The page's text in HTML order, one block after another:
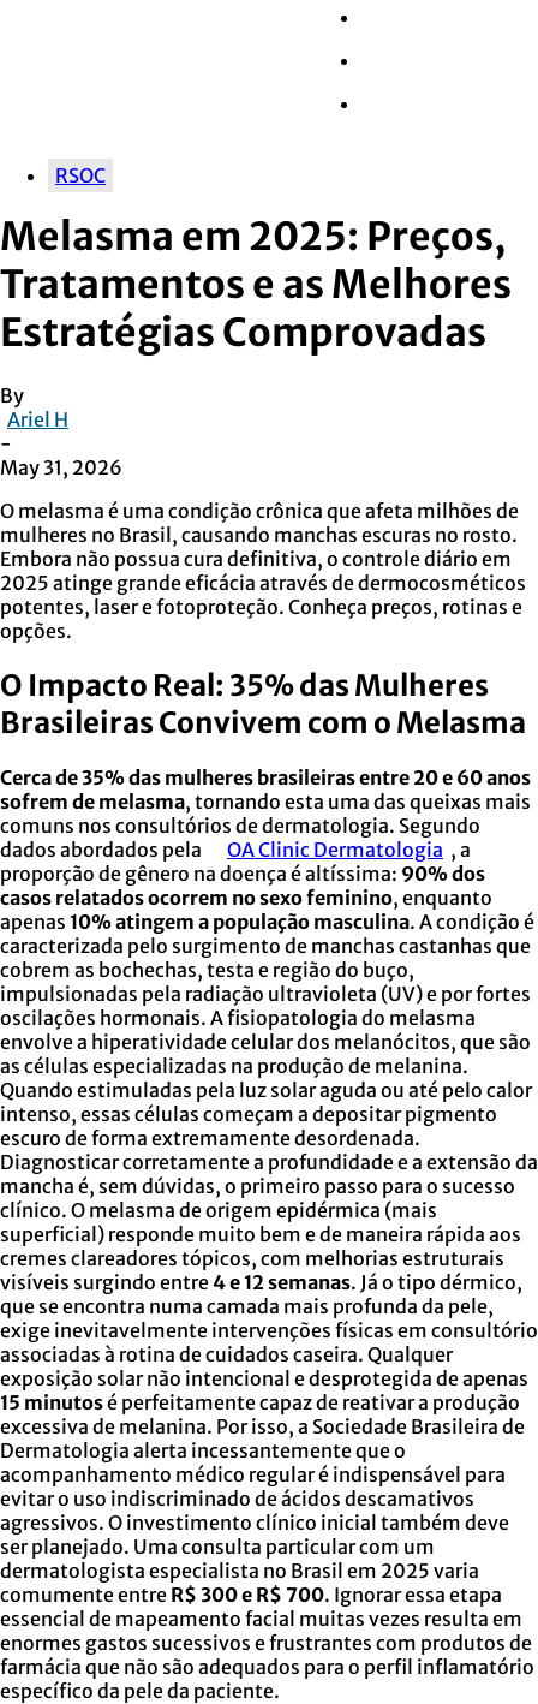
RSOC
Melasma em 2025: Preços,
Tratamentos e as Melhores
Estratégias Comprovadas
By
Ariel H
-
May 31, 2026
O melasma é uma condição crônica que afeta milhões de
mulheres no Brasil, causando manchas escuras no rosto.
Embora não possua cura definitiva, o controle diário em
2025 atinge grande eficácia através de dermocosméticos
potentes, laser e fotoproteção. Conheça preços, rotinas e
opções.
O Impacto Real: 35% das Mulheres
Brasileiras Convivem com o Melasma
Cerca de 35% das mulheres brasileiras entre 20 e 60 anos
sofrem de melasma, tornando esta uma das queixas mais
comuns nos consultórios de dermatologia. Segundo
dados abordados pela
OA Clinic Dermatologia , a
proporção de gênero na doença é altíssima: 90% dos
casos relatados ocorrem no sexo feminino, enquanto
apenas 10% atingem a população masculina. A condição é
caracterizada pelo surgimento de manchas castanhas que
cobrem as bochechas, testa e região do buço,
impulsionadas pela radiação ultravioleta (UV) e por fortes
oscilações hormonais. A fisiopatologia do melasma
envolve a hiperatividade celular dos melanócitos, que são
as células especializadas na produção de melanina.
Quando estimuladas pela luz solar aguda ou até pelo calor
intenso, essas células começam a depositar pigmento
escuro de forma extremamente desordenada.
Diagnosticar corretamente a profundidade e a extensão da
mancha é, sem dúvidas, o primeiro passo para o sucesso
clínico. O melasma de origem epidérmica (mais
superficial) responde muito bem e de maneira rápida aos
cremes clareadores tópicos, com melhorias estruturais
visíveis surgindo entre4 e 12 semanas. Já o tipo dérmico,
que se encontra numa camada mais profunda da pele,
exige inevitavelmente intervenções físicas em consultório
associadas à rotina de cuidados caseira. Qualquer
exposição solar não intencional e desprotegida de apenas
15 minutosé perfeitamente capaz de reativar a produção
excessiva de melanina. Por isso, a Sociedade Brasileira de
Dermatologia alerta incessantemente que o
acompanhamento médico regular é indispensável para
evitar o uso indiscriminado de ácidos descamativos
agressivos. O investimento clínico inicial também deve
ser planejado. Uma consulta particular com um
dermatologista especialista no Brasil em 2025 varia
comumente entre R$ 300 e R$ 700. Ignorar essa etapa
essencial de mapeamento facial muitas vezes resulta em
enormes gastos sucessivos e frustrantes com produtos de
farmácia que não são adequados para o perfil inflamatório
específico da pele da paciente.